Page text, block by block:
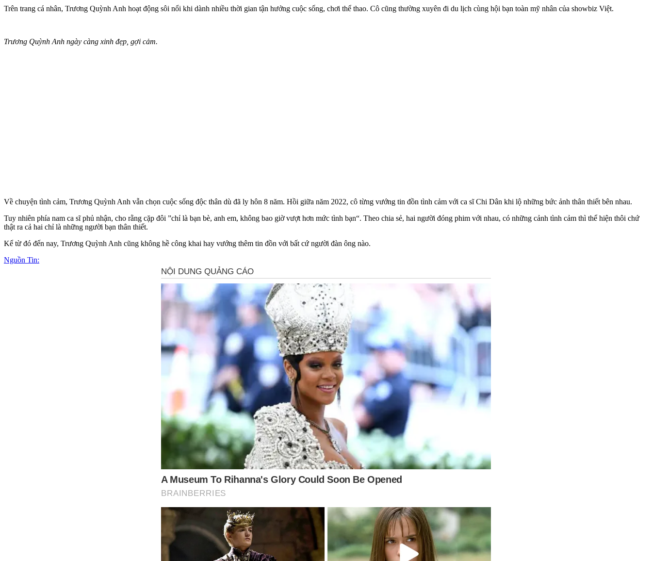
Trên trang cá nhân, Trương Quỳnh Anh hoạt động sôi nổi khi dành nhiều thời gian tận hưởng cuộc sống, chơi thể thao. Cô cũng thường xuyên đi du lịch cùng hội bạn toàn mỹ nhân của showbiz Việt.
Trương Quỳnh Anh ngày càng xinh đẹp, gợi cảm.
Về chu‌yện tìn‌h cảm, Trương Quỳnh Anh vẫn chọn cuộc sống độc thân dù đã ly hôn 8 năm. Hồi giữa năm 2022, cô từng vướng tin đồn tình cảm với ca sĩ Chi Dân khi lộ những bức ảnh thân thiết bên nhau.
Tuy nhiên phía nam ca sĩ phủ nhận, cho rằng cặp đôi ”chỉ là bạn bè, anh em, không bao giờ vượt hơn mức tình bạn“. Theo chia sẻ, hai người đóng phim với nhau, có những cảnh tình cảm thì thể hiện thôi chứ
thật ra cả hai chỉ là những người bạn thân thiết.
Kể từ đó đến nay, Trương Quỳnh Anh cũng không hề công khai hay vướng thêm tin đồn với bất cứ người đàn ông nào.
Nguồn Tin: